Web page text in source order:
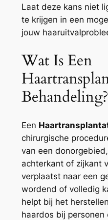
Laat deze kans niet
te krijgen in een
jouw
Wat Is Een
Behandeling?
Een
chirurgische
van een
achterkant of zijkant
verplaatst naar een
wordend of volledig
helpt bij het
haardos bij personen